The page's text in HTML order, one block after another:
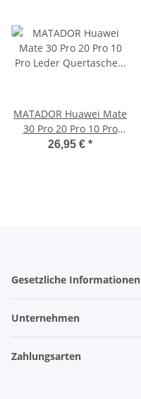
MATADOR Huawei Mate
30 Pro 20 Pro 10 Pro
Leder Quertasche
26,95 € *
Gesetzliche Informationen
Unternehmen
Zahlungsarten